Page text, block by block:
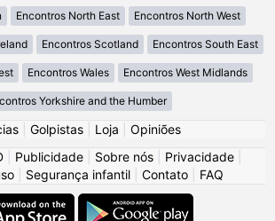
Encontros North East Encontros North West
Encontros Scotland Encontros South East
Encontros Wales Encontros West Midlands
Yorkshire and the Humber
Golpistas Loja
Opiniões
Publicidade Sobre nós Privacidade
Segurança infantil Contato FAQ